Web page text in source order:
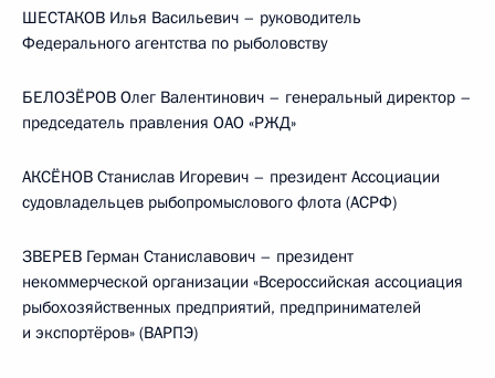
ШЕСТАКОВ Илья Васильевич – руководитель
Федерального агентства по рыболовству
БЕЛОЗЁРОВ Олег Валентинович – генеральный директор –
председатель правления ОАО «РЖД»
АКСЁНОВ Станислав Игоревич – президент Ассоциации
судовладельцев рыбопромыслового флота (АСРФ)
ЗВЕРЕВ Герман Станиславович – президент
некоммерческой организации «Всероссийская ассоциация
рыбохозяйственных предприятий, предпринимателей
и экспортёров» (ВАРПЭ)